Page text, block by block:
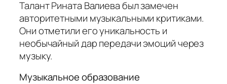
Талант Рината Валиева был замечен
авторитетными музыкальными критиками.
Они отметили его уникальность и
необычайный дар передачи эмоций через
музыку.
Музыкальное образование